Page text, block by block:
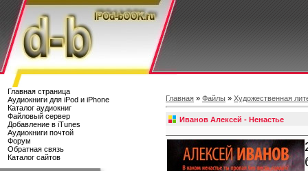
Главная страница
Аудиокниги для iPod и iPhone
Каталог аудиокниг
Файловый сервер
Добавление в iTunes
Аудиокниги почтой
Форум
Обратная связь
Каталог сайтов
Главная » Файлы » Художественная
Иванов Алексей - Ненастье